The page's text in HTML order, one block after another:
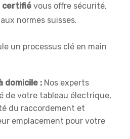
certifié vous offre sécurité,
normes suisses.
un processus clé en main
domicile : Nos experts
de votre tableau électrique,
du raccordement et
emplacement pour votre